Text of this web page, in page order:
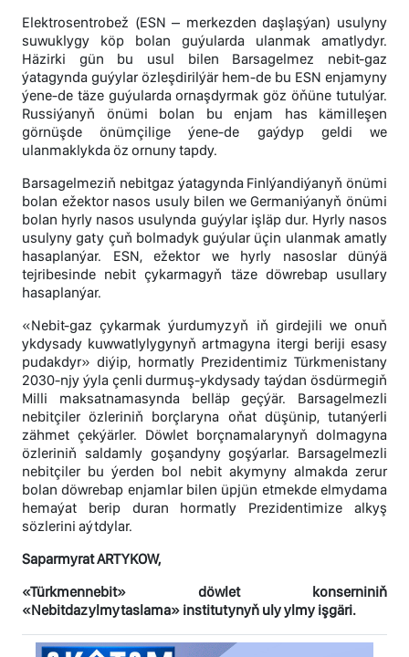
Elektrosentrobež (ESN – merkezden daşlaşýan) usulyny
suwuklygy köp bolan guýularda ulanmak amatlydyr.
Häzirki gün bu usul bilen Barsagelmez nebit-gaz
ýatagynda guýylar özleşdirilýär hem-de bu ESN enjamyny
ýene-de täze guýularda ornaşdyrmak göz öňüne tutulýar.
Russiýanyň önümi bolan bu enjam has kämilleşen
görnüşde önümçilige ýene-de gaýdyp geldi we
ulanmaklykda öz ornuny tapdy.
Barsagelmeziň nebitgaz ýatagynda Finlýandiýanyň önümi
bolan ežektor nasos usuly bilen we Germaniýanyň önümi
bolan hyrly nasos usulynda guýylar işläp dur. Hyrly nasos
usulyny gaty çuň bolmadyk guýular üçin ulanmak amatly
hasaplanýar. ESN, ežektor we hyrly nasoslar dünýä
tejribesinde nebit çykarmagyň täze döwrebap usullary
hasaplanýar.
«Nebit-gaz çykarmak ýurdumyzyň iň girdejili we onuň
ykdysady kuwwatlylygynyň artmagyna itergi beriji esasy
pudakdyr» diýip, hormatly Prezidentimiz Türkmenistany
2030-njy ýyla çenli durmuş-ykdysady taýdan ösdürmegiň
Milli maksatnamasynda belläp geçýär. Barsagelmezli
nebitçiler özleriniň borçlaryna oňat düşünip, tutanýerli
zähmet çekýärler. Döwlet borçnamalarynyň dolmagyna
özleriniň saldamly goşandyny goşýarlar. Barsagelmezli
nebitçiler bu ýerden bol nebit akymyny almakda zerur
bolan döwrebap enjamlar bilen üpjün etmekde elmydama
hemaýat berip duran hormatly Prezidentimize alkyş
sözlerini aýtdylar.
Saparmyrat ARTYKOW,
«Türkmennebit» döwlet konserniniň
«Nebitdazylmytaslama» institutynyň uly ylmy işgäri.